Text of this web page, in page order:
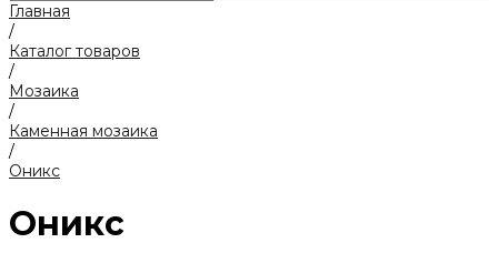
Главная
/
Каталог товаров
/
Мозаика
/
Каменная мозаика
/
Оникс
Оникс